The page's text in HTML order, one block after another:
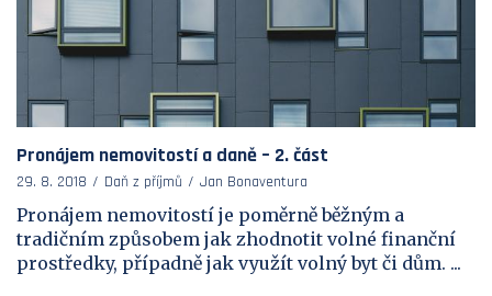
Pronájem nemovitostí a daně – 2. část
29. 8. 2018 Daň z příjmů Jan Bonaventura
Pronájem nemovitostí je poměrně běžným a
tradičním způsobem jak zhodnotit volné finanční
prostředky, případně jak využít volný byt či dům. ...